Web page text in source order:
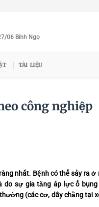
06 Bính Ngọ
TÀI LIỆU
công nghiệp
nhất. Bệnh có thể sảy ra
do sự gia tăng áp lực ổ
(các cơ, dây chằng tại